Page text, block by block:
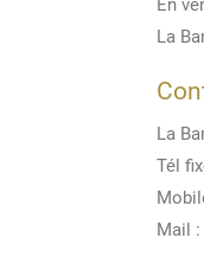
En
La
La
Tél
Mail :